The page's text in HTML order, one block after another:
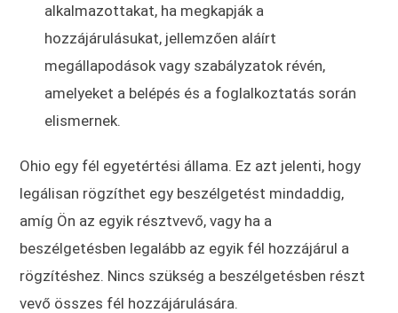
alkalmazottakat, ha megkapják a
hozzájárulásukat, jellemzően aláírt
megállapodások vagy szabályzatok révén,
amelyeket a belépés és a foglalkoztatás során
elismernek.
Ohio egy fél egyetértési állama. Ez azt jelenti, hogy
legálisan rögzíthet egy beszélgetést mindaddig,
amíg Ön az egyik résztvevő, vagy ha a
beszélgetésben legalább az egyik fél hozzájárul a
rögzítéshez. Nincs szükség a beszélgetésben részt
vevő összes fél hozzájárulására.